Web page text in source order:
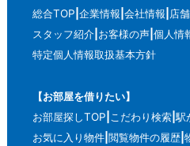
総合TOP 企業情報 会社情報 店
スタッフ紹介 お客様の声 個人情
特定個人情報取扱基本方針
【お部屋を借りたい】
お部屋探しTOP こだわり検索 駅
お気に入り物件 閲覧物件の履歴